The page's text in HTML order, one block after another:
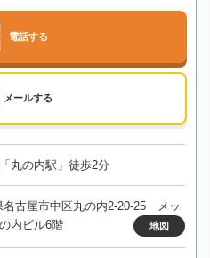
電話する
メールする
丸の内駅」徒歩2分
名古屋市中区丸の内2-20-25 メッ
内ビル6階
地図